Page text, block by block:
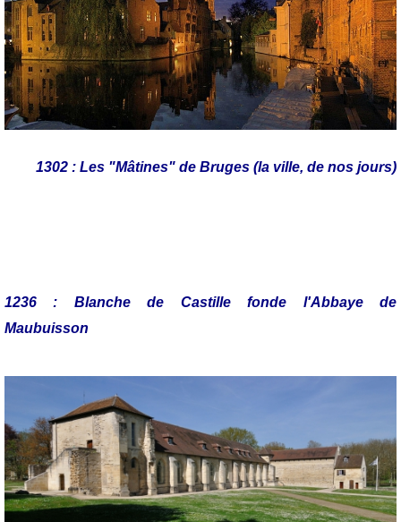
1302 : Les "Mâtines" de Bruges (la ville, de nos jours)
1236 : Blanche de Castille fonde l'Abbaye de
Maubuisson